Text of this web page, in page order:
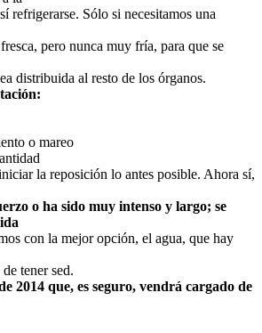
refrigerarse. Sólo si necesitamos una
pero nunca muy fría, para que se
distribuida al resto de los órganos.
o mareo
la reposición lo antes posible. Ahora sí,
o ha sido muy intenso y largo; se
con la mejor opción, el agua, que hay
tener sed.
2014 que, es seguro, vendrá cargado de